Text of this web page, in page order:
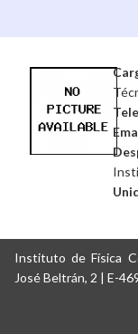
Instituto de Física
José Beltrán, 2 | E-